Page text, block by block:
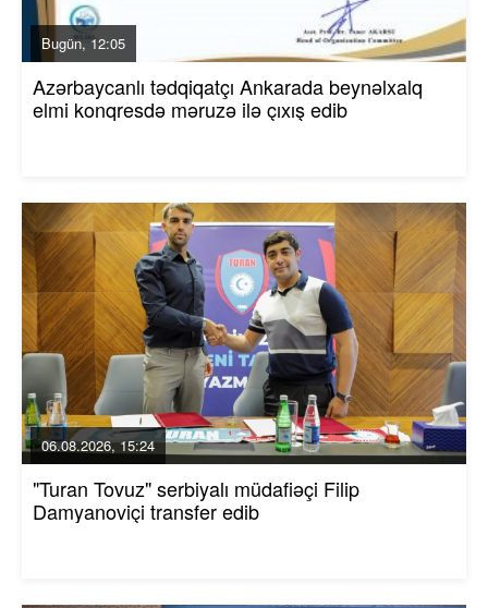
Bugün, 12:05
Azərbaycanlı tədqiqatçı Ankarada beynəlxalq
elmi konqresdə məruzə ilə çıxış edib
06.08.2026, 15:24
"Turan Tovuz" serbiyalı müdafiəçi Filip
Damyanoviçi transfer edib